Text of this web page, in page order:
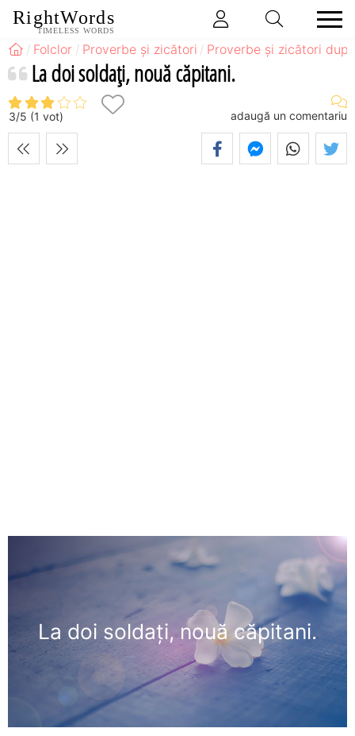
RightWords
TIMELESS WORDS
Folclor Proverbe și zicători Proverbe și zicători
La doi soldaţi, nouă căpitani.
3/5 (1 vot) adaugă un comentariu
La doi soldaţi, nouă căpitani.